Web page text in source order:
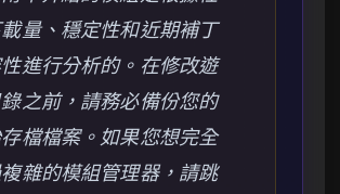
量、穩定性和近期補丁
進行分析的。在修改遊
之前，請務必備份您的
檔檔案。如果您想完全
雜的模組管理器，請跳